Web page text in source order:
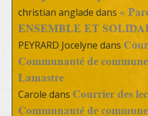
christian anglade dans «
ENSEMBLE ET
PEYRARD Jocelyne dans
Communauté de
Lamastre
Carole dans Courrier des
Communauté de